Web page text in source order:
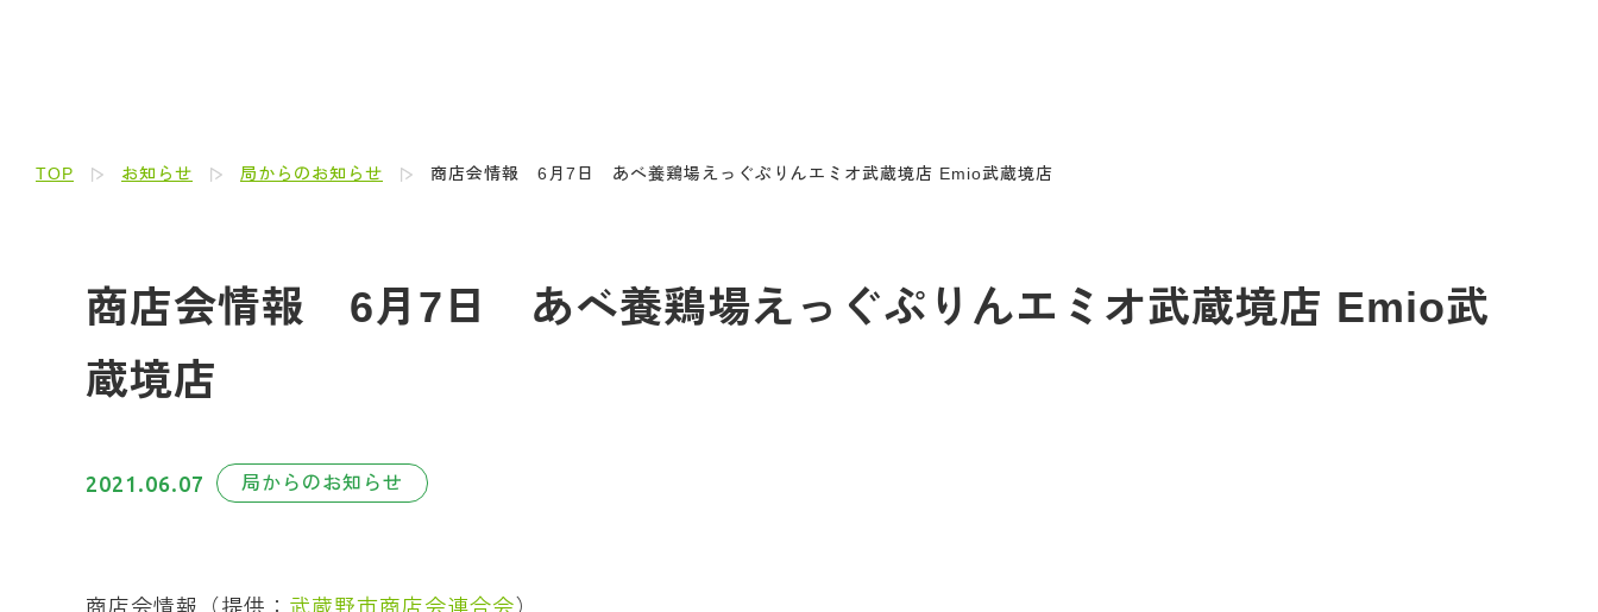
TOP お知らせ 局からのお知らせ 商店会情報 6月7日 あべ養鶏場えっぐぷりんエミオ武蔵境店 Emio武蔵境店
商店会情報 6月7日 あべ養鶏場えっぐぷりんエミオ武蔵境店 Emio武
蔵境店
2021.06.07 局からのお知らせ
商店会情報（提供： 武蔵野市商店会連合会）